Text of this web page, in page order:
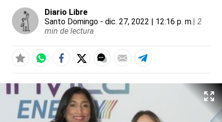
Diario Libre
Santo Domingo - dic. 27, 2022 | 12:16 p. m.| 2
min de lectura